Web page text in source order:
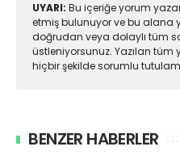
UYARI: Bu içeriğe yorum
etmiş bulunuyor ve bu alana
doğrudan veya dolaylı tüm
üstleniyorsunuz. Yazılan
hiçbir şekilde sorumlu
BENZER HABERLER